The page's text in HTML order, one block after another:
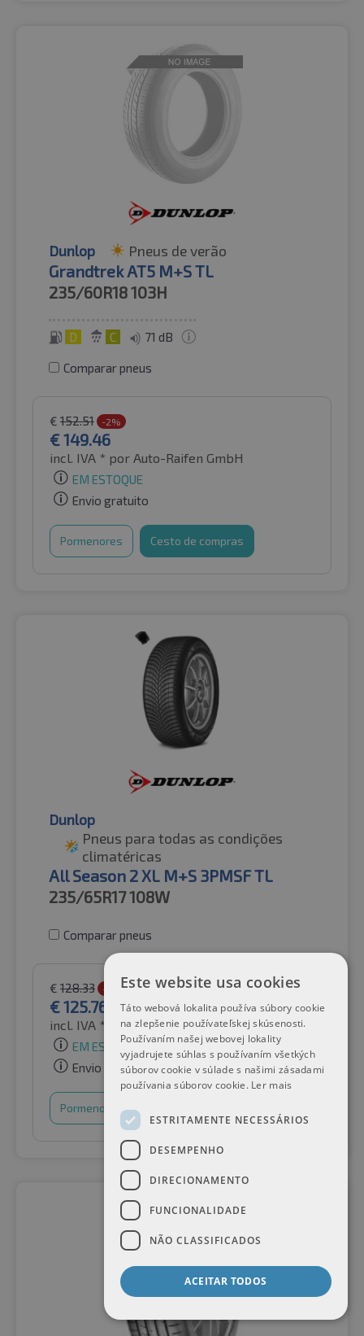
Dunlop Pneus de verão
Grandtrek AT5 M+S TL
235/60R18103H
D C 71 dB
Comparar pneus
€ 152.51 -2%
€149.46
incl. IVA * por Auto-Raifen GmbH
EM ESTOQUE
Envio gratuito
Pormenores Cesto de compras
Dunlop
Pneus para todas as condições
climatéricas
All Season 2 XL M+S 3PMSF TL
235/65R17108W
Comparar pneus
€ 128.33 -2%
€125.76
incl. IVA * por Auto-Raifen GmbH
EM ESTOQUE
Envio gratuito
Pormenores
Este website usa cookies
Táto webová lokalita používa súbory cookie
na zlepšenie používateľskej skúsenosti.
Používaním našej webovej lokality
vyjadrujete súhlas s používaním všetkých
súborov cookie v súlade s našimi zásadami
používania súborov cookie. Ler mais
ESTRITAMENTE NECESSÁRIOS
DESEMPENHO
DIRECIONAMENTO
FUNCIONALIDADE
NÃO CLASSIFICADOS
ACEITAR TODOS